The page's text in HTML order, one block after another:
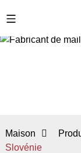
Maison
Slovénie